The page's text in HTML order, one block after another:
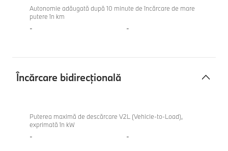
Autonomie adăugată după 10 minute de încărcare de mare
putere în km
- -
Încărcare bidirecțională
bidirecțională
Puterea maximă de descărcare V2L (Vehicle-to-Load),
exprimată în kW
- -